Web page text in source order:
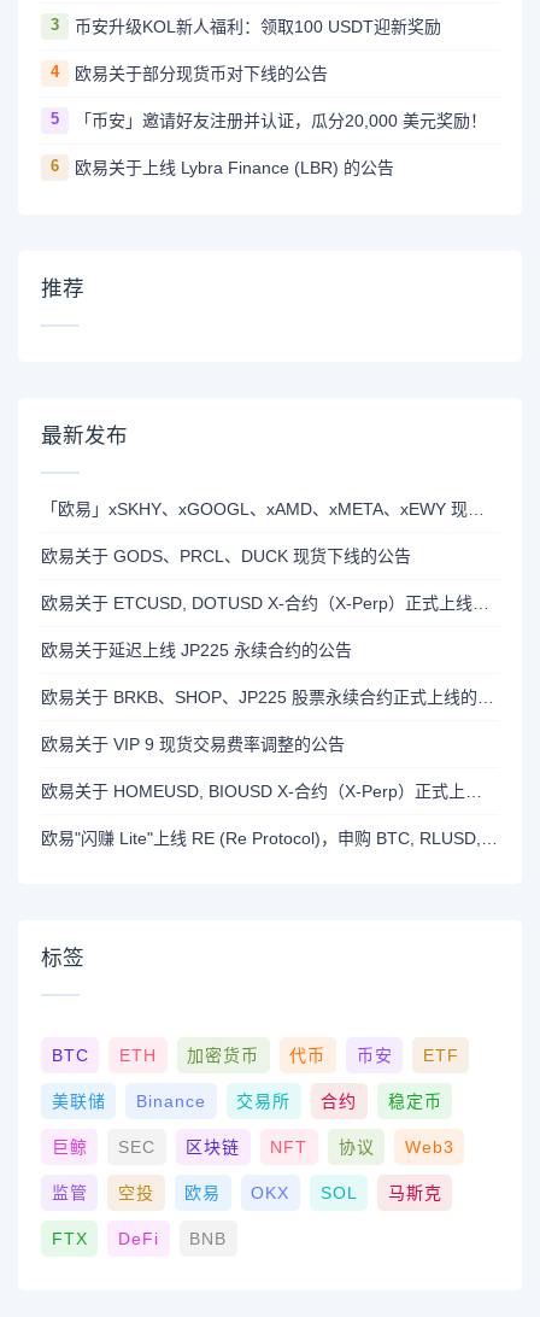
3 币安升级KOL新人福利：领取100 USDT迎新奖励
4 欧易关于部分现货币对下线的公告
5 「币安」邀请好友注册并认证，瓜分20,000 美元奖励！
6 欧易关于上线 Lybra Finance (LBR) 的公告
推荐
最新发布
欧易关于 GODS、PRCL、DUCK 现货下线的公告
欧易关于延迟上线 JP225 永续合约的公告
欧易关于 VIP 9 现货交易费率调整的公告
标签
BTC ETH 加密货币 代币 币安 ETF
美联储 Binance 交易所 合约 稳定币
巨鲸 SEC 区块链 NFT 协议 Web3
监管 空投 欧易 OKX SOL 马斯克
FTX DeFi BNB